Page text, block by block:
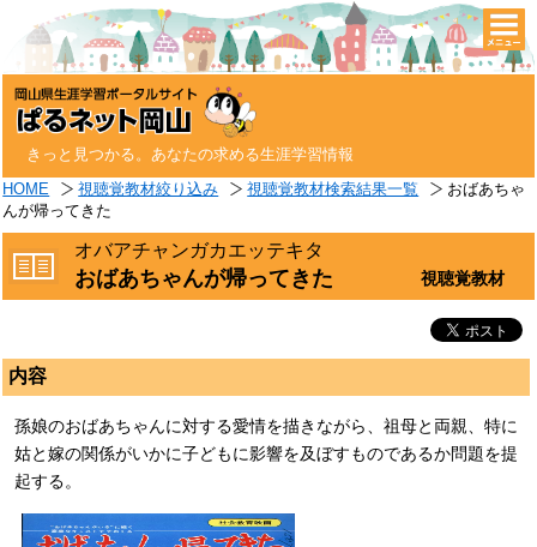
きっと見つかる。あなたの求める生涯学習情報
HOME 視聴覚教材絞り込み 視聴覚教材検索結果一覧
おばあちゃ
んが帰ってきた
オバアチャンガカエッテキタ
おばあちゃんが帰ってきた 視聴覚教材
内容
孫娘のおばあちゃんに対する愛情を描きながら、祖母と両親、特に
姑と嫁の関係がいかに子どもに影響を及ぼすものであるか問題を提
起する。